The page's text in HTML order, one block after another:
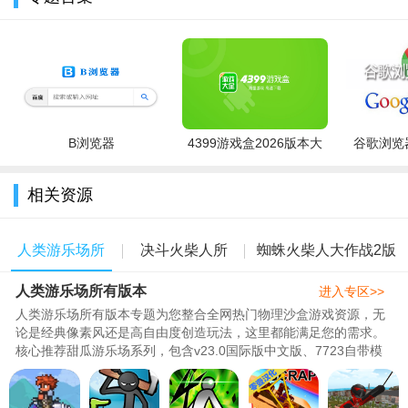
格的战斗场景，融合赛博朋克与工业风元素，细节饱满、光影逼
真；设有500+持续更新的关卡，包含5+地图战斗机制，每局体验
新鲜不重复。
角色与辅助体系：涵盖3大体系4种职业共20+火柴人英雄，每
五种品质，可通过培养、附身为英雄提供属性加成，助力提升战
力。
B浏览器
4399游戏盒2026版本大
谷歌浏览
相关资源
人类游乐场所
有版本
决斗火柴人所 蜘蛛火柴人大作战2版
本大全
人类游乐场所有版本
人类游乐场所有版本专题为您整合全网热门物理沙盒游戏资源，无
论是经典像素风还是高自由度创造玩法，这里都能满足您的需求。
核心推荐甜瓜游乐场系列，包含v23.0国际版中文版、7723自带模
组免费版等，玩家可自由搭建场..
进入专区>>